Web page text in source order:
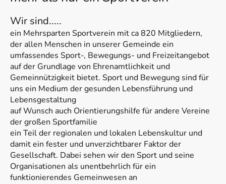
Wir sind.....
ein Mehrsparten Sportverein mit ca 820 Mitgliedern,
der allen Menschen in unserer Gemeinde ein
umfassendes Sport-, Bewegungs- und Freizeitangebot
auf der Grundlage von Ehrenamtlichkeit und
Gemeinnützigkeit bietet. Sport und Bewegung sind für
uns ein Medium der gesunden Lebensführung und
Lebensgestaltung
auf Wunsch auch Orientierungshilfe für andere Vereine
der großen Sportfamilie
ein Teil der regionalen und lokalen Lebenskultur und
damit ein fester und unverzichtbarer Faktor der
Gesellschaft. Dabei sehen wir den Sport und seine
Organisationen als unentbehrlich für ein
funktionierendes Gemeinwesen an